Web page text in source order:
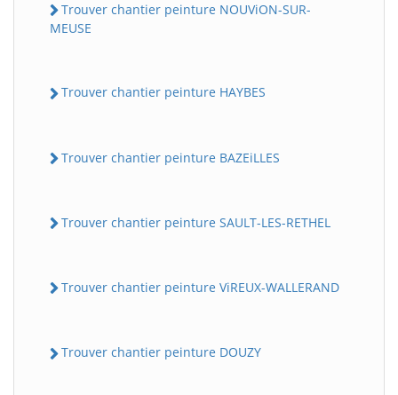
Trouver chantier peinture NOUViON-SUR-
MEUSE
Trouver chantier peinture HAYBES
Trouver chantier peinture BAZEiLLES
Trouver chantier peinture SAULT-LES-RETHEL
Trouver chantier peinture ViREUX-WALLERAND
Trouver chantier peinture DOUZY